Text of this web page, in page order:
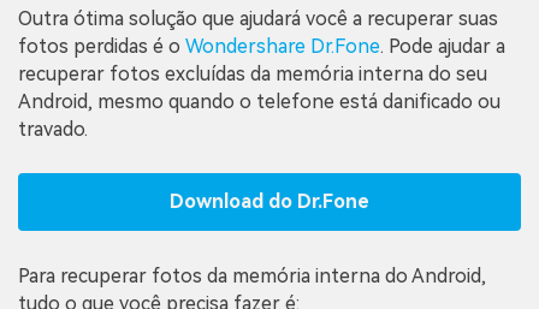
Outra ótima solução que ajudará você a recuperar suas
fotos perdidas é o Wondershare Dr.Fone. Pode ajudar a
recuperar fotos excluídas da memória interna do seu
Android, mesmo quando o telefone está danificado ou
travado.
Download do Dr.Fone
Para recuperar fotos da memória interna do Android,
tudo o que você precisa fazer é:
preciosos com uma solução baseada em IA.